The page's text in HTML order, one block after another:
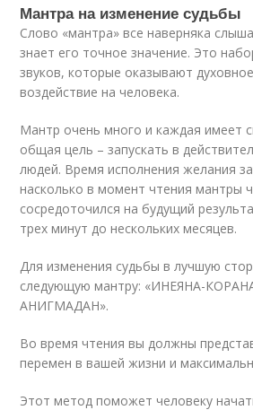
Мантра на изменение судьбы
Слово «мантра» все наверняка
знает его точное значение. Это
звуков, которые оказывают
воздействие на человека.
Мантр очень много и каждая имеет
общая цель – запускать в
людей. Время исполнения желания
насколько в момент чтения мантры
сосредоточился на будущий
трех минут до нескольких месяцев.
Для изменения судьбы в лучшую
следующую мантру: «ИНЕЯНА-
АНИГМАДАН».
Во время чтения вы должны
перемен в вашей жизни и
Этот метод поможет человеку